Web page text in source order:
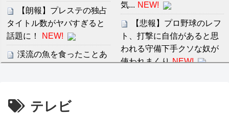
【朗報】プレステの独占
タイトル数がヤバすぎると
話題に！
NEW!
渓流の魚を食ったことあ
動物との触れ合いをテー
マとした映画。 NEW!
気... NEW!
【悲報】プロ野球のレフ
ト、打撃に自信があると思
われる守備下手クソな奴が
使われまくり NEW!
テレビ